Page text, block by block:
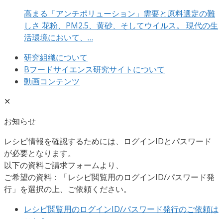
高まる「アンチポリューション」需要と原料選定の難
しさ 花粉、PM2.5、黄砂、そしてウイルス。 現代の生
活環境において、…
研究組織について
Bフードサイエンス研究サイトについて
動画コンテンツ
✕
お知らせ
レシピ情報を確認するためには、ログインIDとパスワード
が必要となります。
以下の資料ご請求フォームより、
ご希望の資料：「レシピ閲覧用のログインID/パスワード発
行」を選択の上、ご依頼ください。
レシピ閲覧用のログインID/パスワード発行のご依頼は